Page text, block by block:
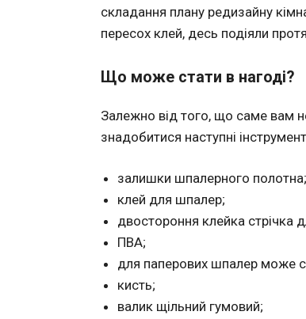
складання плану редизайну
пересох клей, десь подіяли
Що може стати в нагоді?
Залежно від того, що саме вам
знадобитися наступні
залишки шпалерного полотна;
клей для шпалер;
двостороння клейка стрічка
ПВА;
для паперових шпалер може
кисть;
валик щільний гумовий;